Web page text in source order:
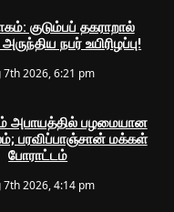
குடும்பப் தகராறால்
நபர் உயிரிழப்பு!
7th 2026, 6:21 pm
அபாயத்தில் பழமையான
பரவிப்பாஞ்சான் மக்கள்
போராட்டம்
7th 2026, 4:14 pm